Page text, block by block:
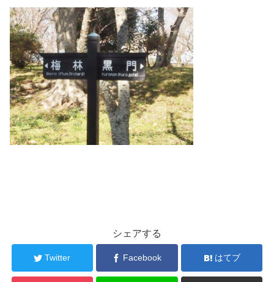
シェアする
Twitter Facebook はてブ